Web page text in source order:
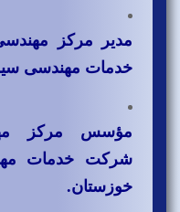
مدیر مرکز
خدمات مهندسی
مؤسس مرکز
شرکت خدمات
خوزستان.